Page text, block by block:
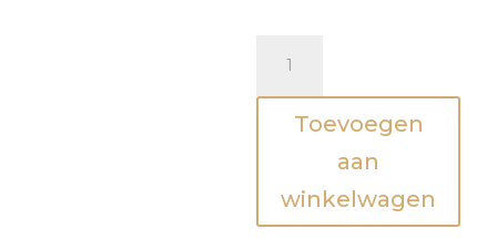
vogel
aantalToevoegen
aan
winkelwagen